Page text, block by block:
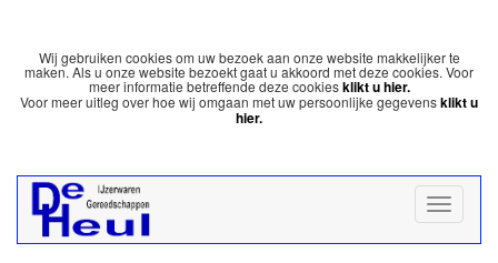
Wij gebruiken cookies om uw bezoek aan onze website makkelijker te
maken. Als u onze website bezoekt gaat u akkoord met deze cookies. Voor
meer informatie betreffende deze cookiesklikt u hier.
Voor meer uitleg over hoe wij omgaan met uw persoonlijke gegevensklikt u
hier.